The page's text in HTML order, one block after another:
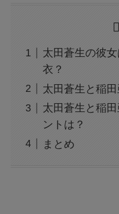
太田蒼生の彼
衣？
太田蒼生と稲
太田蒼生と稲
ントは？
まとめ